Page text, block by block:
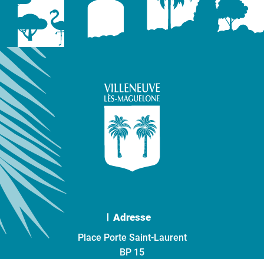
Adresse
Place Porte Saint-Laurent
BP 15